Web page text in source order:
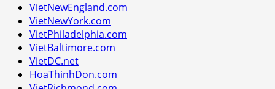
VietNewEngland.com
VietNewYork.com
VietPhiladelphia.com
VietBaltimore.com
VietDC.net
HoaThinhDon.com